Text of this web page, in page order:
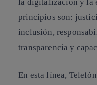
principios son:
inclusión,
transparencia y
En esta línea,